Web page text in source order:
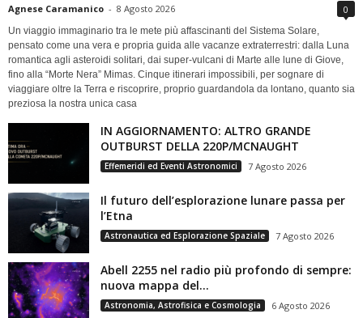
Agnese Caramanico - 8 Agosto 2026 0
Un viaggio immaginario tra le mete più affascinanti del Sistema Solare,
pensato come una vera e propria guida alle vacanze extraterrestri: dalla Luna
romantica agli asteroidi solitari, dai super-vulcani di Marte alle lune di Giove,
fino alla “Morte Nera” Mimas. Cinque itinerari impossibili, per sognare di
viaggiare oltre la Terra e riscoprire, proprio guardandola da lontano, quanto sia
preziosa la nostra unica casa
IN AGGIORNAMENTO: ALTRO GRANDE
OUTBURST DELLA 220P/MCNAUGHT
Effemeridi ed Eventi Astronomici 7 Agosto 2026
Il futuro dell’esplorazione lunare passa per
l’Etna
Astronautica ed Esplorazione Spaziale 7 Agosto 2026
Abell 2255 nel radio più profondo di sempre:
nuova mappa del...
Astronomia, Astrofisica e Cosmologia 6 Agosto 2026